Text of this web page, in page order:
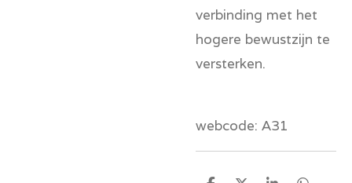
verbinding met het
hogere bewustzijn te
versterken.
webcode: A31